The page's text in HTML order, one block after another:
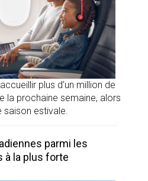
plus d’un million de
la prochaine semaine, alors
saison estivale.
parmi les
à la plus forte